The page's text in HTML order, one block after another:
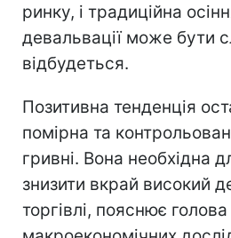
ринку, і традиційна
девальвації може бути
відбудеться.
Позитивна тенденція
помірна та
гривні. Вона необхідна
знизити вкрай високий
торгівлі, пояснює